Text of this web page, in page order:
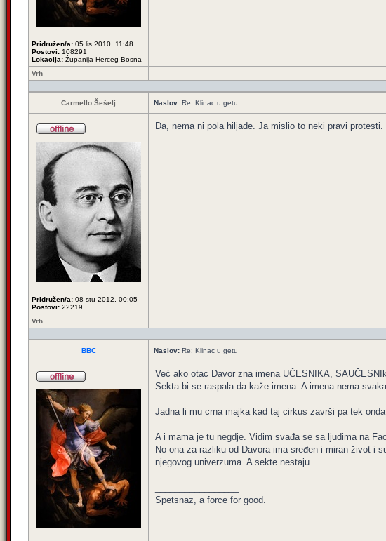
Pridružen/a: 05 lis 2010, 11:48
Postovi: 108291
Lokacija: Županija Herceg-Bosna
Vrh
Carmello Šešelj Naslov: Re: Klinac u getu
Pridružen/a: 08 stu 2012, 00:05
Postovi: 22219
Da, nema ni pola hiljade. Ja mislio to neki pravi
Vrh
BBC Naslov: Re: Klinac u getu
Već ako otac Davor zna imena UČESNIKA,
Sekta bi se raspala da kaže imena. A imena nema
Jadna li mu crna majka kad taj cirkus završi pa tek
A i mama je tu negdje. Vidim svađa se sa ljudima na
No ona za razliku od Davora ima sređen i miran život i
njegovog univerzuma. A sekte nestaju.
Spetsnaz, a force for good.